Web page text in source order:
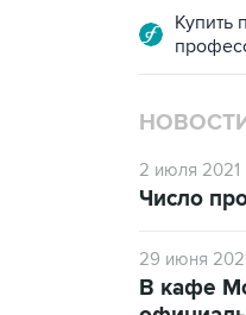
Купить
2 июля 2021
Число
29 июня
В кафе